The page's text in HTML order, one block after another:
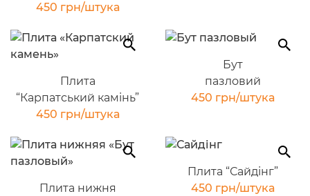
450 грн/штука
Плита
“Карпатський камінь”
450 грн/штука
Бут
пазловий
450 грн/штука
Плита нижня
Плита “Сайдінг”
450 грн/штука